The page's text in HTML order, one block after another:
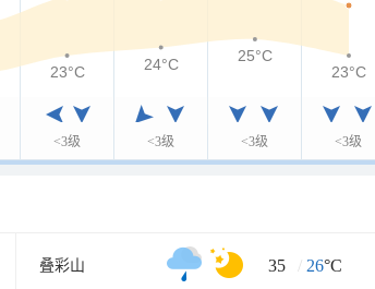
<3级 <3级 <3级 <3级
23°C 24°C
25°C
23°C
叠彩山 35 / 26°C